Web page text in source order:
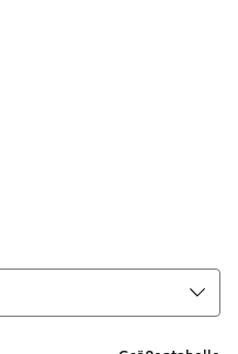
1 von 1 an.